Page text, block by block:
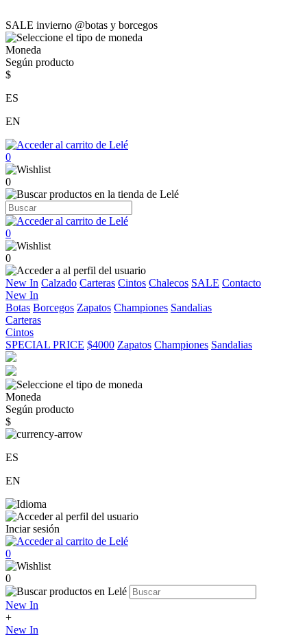
SALE invierno @botas y borcegos
Moneda
Según producto
$
ES
EN
0
0
0
0
New In Calzado Carteras Cintos Chalecos SALE Contacto
New In
Botas Borcegos Zapatos Championes Sandalias
Carteras
Cintos
SPECIAL PRICE $4000 Zapatos Championes Sandalias
Moneda
Según producto
$
ES
EN
Inciar sesión
0
0
New In
+
New In